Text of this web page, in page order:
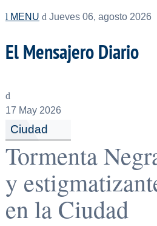
MENU Jueves 06, agosto 2026
El Mensajero Diario
17 May 2026
Ciudad
Tormenta
y
en la Ciudad